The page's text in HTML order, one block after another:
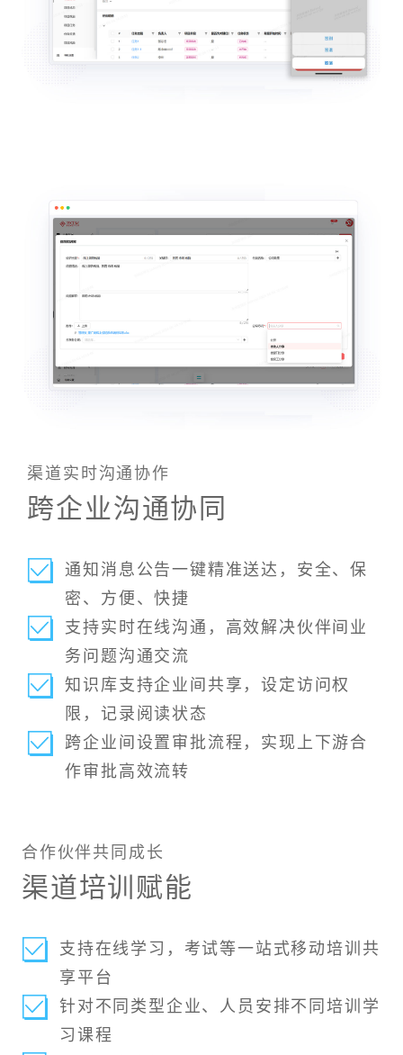
渠道实时沟通协作
跨企业沟通协同
通知消息公告一键精准送达，安全、保
密、方便、快捷
支持实时在线沟通，高效解决伙伴间业
务问题沟通交流
知识库支持企业间共享，设定访问权
限，记录阅读状态
跨企业间设置审批流程，实现上下游合
作审批高效流转
合作伙伴共同成长
渠道培训赋能
支持在线学习，考试等一站式移动培训共
享平台
针对不同类型企业、人员安排不同培训学
习课程